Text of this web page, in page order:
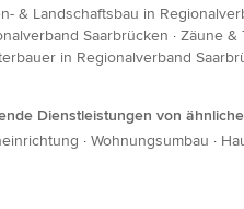
& Landschaftsbau in
Saarbrücken · Zäune &
in Regionalverband
Dienstleistungen von
· Wohnungsumbau ·